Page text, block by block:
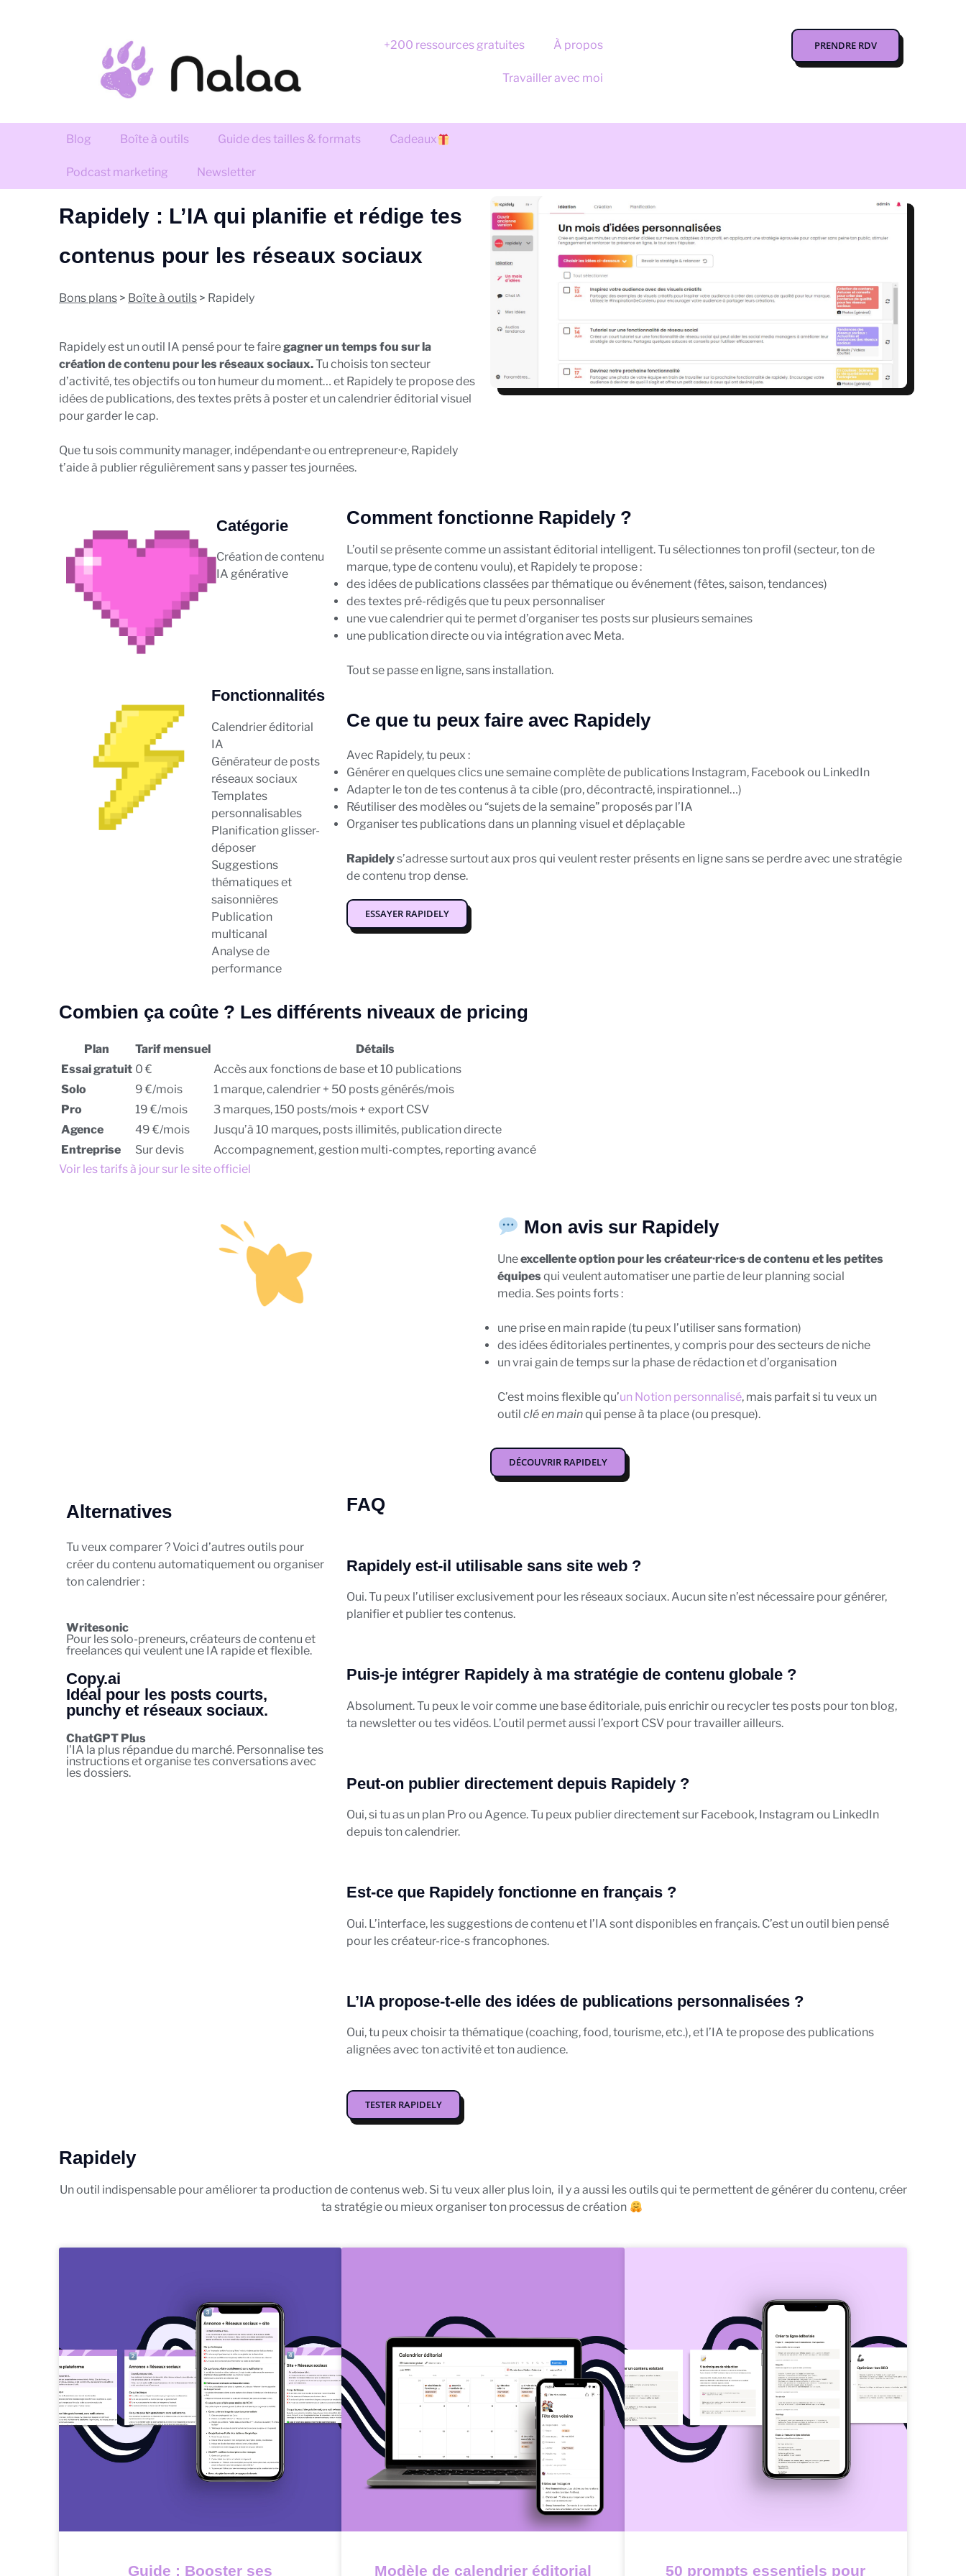
+200 ressources gratuites À propos
Travailler avec moi
PRENDRE RDV
Blog Boîte à outils Guide des tailles & formats Cadeaux
Podcast marketing Newsletter
Rapidely : L’IA qui planifie et rédige tes
contenus pour les réseaux sociaux
Bons plans > Boîte à outils > Rapidely
Rapidely est un outil IA pensé pour te fairegagner un temps fou sur la
création de contenu pour les réseaux sociaux.Tu choisis ton secteur
d’activité, tes objectifs ou ton humeur du moment… et Rapidely te propose des
idées de publications, des textes prêts à poster et un calendrier éditorial visuel
pour garder le cap.
Que tu sois community manager, indépendant·e ou entrepreneur·e, Rapidely
t’aide à publier régulièrement sans y passer tes journées.
Catégorie
Création de contenu
IA générative
Fonctionnalités
Calendrier éditorial
IA
Générateur de posts
réseaux sociaux
Templates
personnalisables
Planification glisser-
déposer
Suggestions
thématiques et
saisonnières
Publication
multicanal
Analyse de
performance
Comment fonctionne Rapidely ?
L’outil se présente comme un assistant éditorial intelligent. Tu sélectionnes ton profil (secteur, ton de
marque, type de contenu voulu), et Rapidely te propose :
des idées de publications classées par thématique ou événement (fêtes, saison, tendances)
des textes pré-rédigés que tu peux personnaliser
une vue calendrier qui te permet d’organiser tes posts sur plusieurs semaines
une publication directe ou via intégration avec Meta.
Tout se passe en ligne, sans installation.
Ce que tu peux faire avec Rapidely
Avec Rapidely, tu peux :
Générer en quelques clics une semaine complète de publications Instagram, Facebook ou LinkedIn
Adapter le ton de tes contenus à ta cible (pro, décontracté, inspirationnel…)
Réutiliser des modèles ou “sujets de la semaine” proposés par l’IA
Organiser tes publications dans un planning visuel et déplaçable
Rapidelys’adresse surtout aux pros qui veulent rester présents en ligne sans se perdre avec une stratégie
de contenu trop dense.
ESSAYER RAPIDELY
Combien ça coûte ? Les différents niveaux de pricing
Plan Tarif mensuel
Détails
Essai gratuit 0 €
Accès aux fonctions de base et 10 publications
Solo
9 €/mois
1 marque, calendrier + 50 posts générés/mois
Pro
19 €/mois
3 marques, 150 posts/mois + export CSV
Agence
49 €/mois
Jusqu’à 10 marques, posts illimités, publication directe
Entreprise
Sur devis
Accompagnement, gestion multi-comptes, reporting avancé
Voir les tarifs à jour sur le site officiel
Mon avis sur Rapidely
Uneexcellente option pour les créateur·rice·s de contenu et les petites
équipesqui veulent automatiser une partie de leur planning social
media. Ses points forts :
une prise en main rapide (tu peux l’utiliser sans formation)
des idées éditoriales pertinentes, y compris pour des secteurs de niche
un vrai gain de temps sur la phase de rédaction et d’organisation
C’est moins flexible qu’un Notion personnalisé, mais parfait si tu veux un
outil clé en mainqui pense à ta place (ou presque).
DÉCOUVRIR RAPIDELY
Alternatives
Tu veux comparer ? Voici d’autres outils pour
créer du contenu automatiquement ou organiser
ton calendrier :
Writesonic
Pour les solo-preneurs, créateurs de contenu et
freelances qui veulent une IA rapide et flexible.
Copy.ai
Idéal pour les posts courts,
punchy et réseaux sociaux.
ChatGPT Plus
l'IA la plus répandue du marché. Personnalise tes
instructions et organise tes conversations avec
les dossiers.
FAQ
Rapidely est-il utilisable sans site web ?
Oui. Tu peux l’utiliser exclusivement pour les réseaux sociaux. Aucun site n’est nécessaire pour générer,
planifier et publier tes contenus.
Puis-je intégrer Rapidely à ma stratégie de contenu globale ?
Absolument. Tu peux le voir comme une base éditoriale, puis enrichir ou recycler tes posts pour ton blog,
ta newsletter ou tes vidéos. L’outil permet aussi l’export CSV pour travailler ailleurs.
Peut-on publier directement depuis Rapidely ?
Oui, si tu as un plan Pro ou Agence. Tu peux publier directement sur Facebook, Instagram ou LinkedIn
depuis ton calendrier.
Est-ce que Rapidely fonctionne en français ?
Oui. L’interface, les suggestions de contenu et l’IA sont disponibles en français. C’est un outil bien pensé
pour les créateur-rice-s francophones.
L’IA propose-t-elle des idées de publications personnalisées ?
Oui, tu peux choisir ta thématique (coaching, food, tourisme, etc.), et l’IA te propose des publications
alignées avec ton activité et ton audience.
TESTER RAPIDELY
Rapidely
Un outil indispensable pour améliorer ta production de contenus web. Si tu veux aller plus loin, il y a aussi les outils qui te permettent de générer du contenu, créer
ta stratégie ou mieux organiser ton processus de création
Guide : Booster ses Modèle de calendrier éditorial 50 prompts essentiels pour